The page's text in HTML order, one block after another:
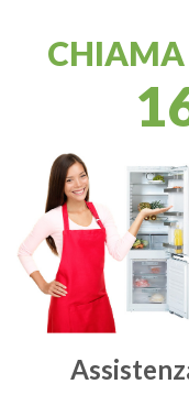
CHIAMA